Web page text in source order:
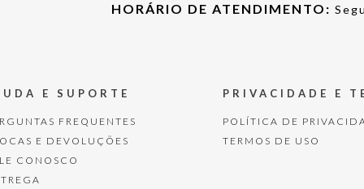
HORÁRIO DE ATENDIMENTO:
E SUPORTE
FREQUENTES
E DEVOLUÇÕES
CONOSCO
PRIVACIDADE E
POLÍTICA DE
TERMOS DE USO